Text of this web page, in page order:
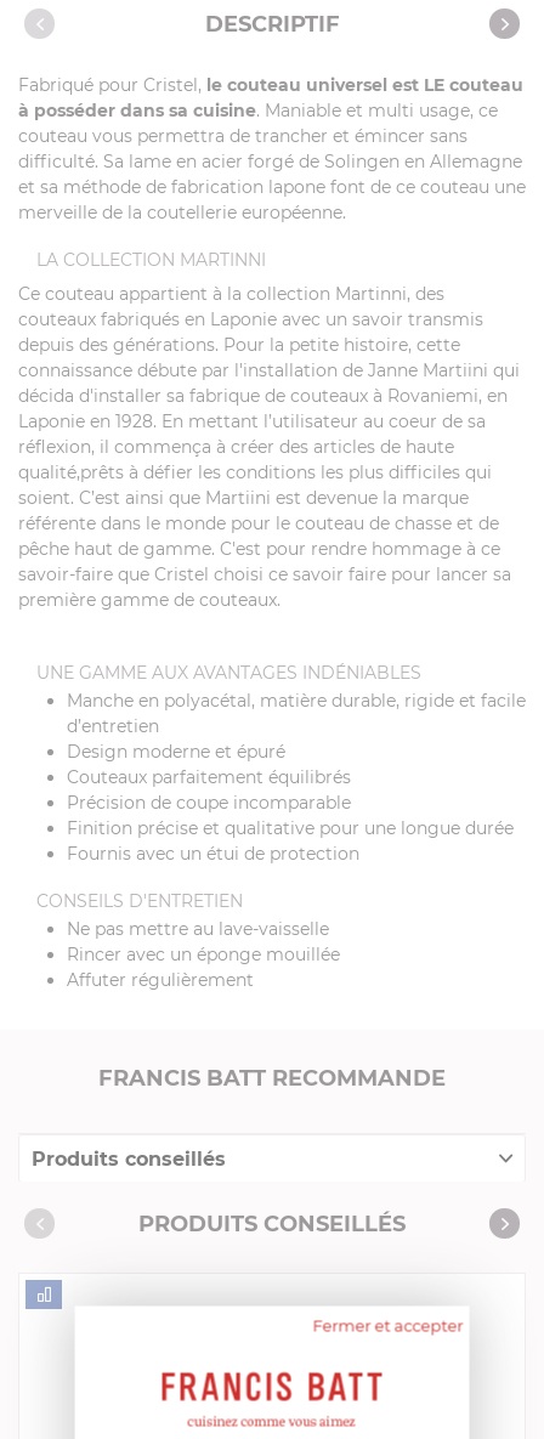
Caractéristiques
DESCRIPTIF
Fabriqué pour Cristel, le couteau universel est LE couteau
à posséder dans sa cuisine. Maniable et multi usage, ce
couteau vous permettra de trancher et émincer sans
difficulté. Sa lame en acier forgé de Solingen en Allemagne
et sa méthode de fabrication lapone font de ce couteau une
merveille de la coutellerie européenne.
LA COLLECTION MARTINNI
Ce couteau appartient à la collection Martinni, des
couteaux fabriqués en Laponie avec un savoir transmis
depuis des générations. Pour la petite histoire, cette
connaissance débute par l'installation de Janne Martiini qui
décida d'installer sa fabrique de couteaux à Rovaniemi, en
Laponie en 1928. En mettant l’utilisateur au coeur de sa
réflexion, il commença à créer des articles de haute
qualité,prêts à défier les conditions les plus difficiles qui
soient. C’est ainsi que Martiini est devenue la marque
référente dans le monde pour le couteau de chasse et de
pêche haut de gamme. C'est pour rendre hommage à ce
savoir-faire que Cristel choisi ce savoir faire pour lancer sa
première gamme de couteaux.
UNE GAMME AUX AVANTAGES INDÉNIABLES
Manche en polyacétal, matière durable, rigide et facile
d’entretien
Design moderne et épuré
Couteaux parfaitement équilibrés
Précision de coupe incomparable
Finition précise et qualitative pour une longue durée
Fournis avec un étui de protection
CONSEILS D'ENTRETIEN
Ne pas mettre au lave-vaisselle
Rincer avec un éponge mouillée
Affuter régulièrement
FRANCIS BATT RECOMMANDE
Produits conseillés
Consommables complémentaires
PRODUITS CONSEILLÉS
Fermer et accepter